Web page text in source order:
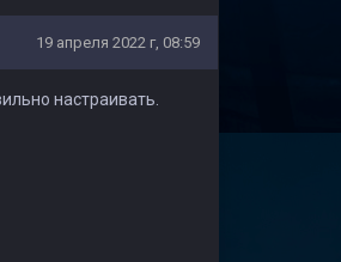
19 апреля 2022 г, 08:59
настраивать.